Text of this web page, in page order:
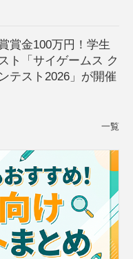
賞金100万円！学生
ト「サイゲームス ク
テスト2026」が開催
一覧